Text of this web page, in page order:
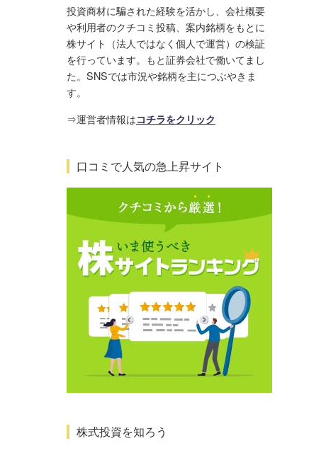
投資商材に騙された経験を活かし、会社概要
や利用者のクチコミ投稿、案内銘柄をもとに
株サイト（法人ではなく個人で運営）の検証
を行っています。もと証券会社で働いてまし
た。SNSでは市況や銘柄を主につぶやきま
す。
⇒運営者情報はコチラをクリック
口コミで人気の急上昇サイト
株式投資を知ろう